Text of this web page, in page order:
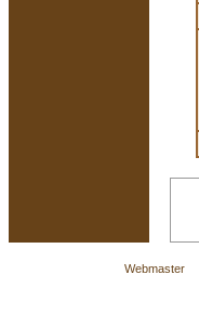
Webmaster